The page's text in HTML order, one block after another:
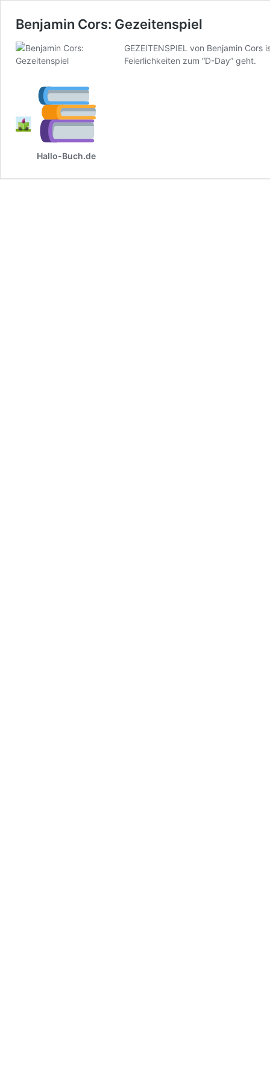
Benjamin Cors: Gezeitenspiel
GEZEITENSPIEL von Benjamin
Feierlichkeiten zum “D-Day” geht.
Hallo-Buch.de